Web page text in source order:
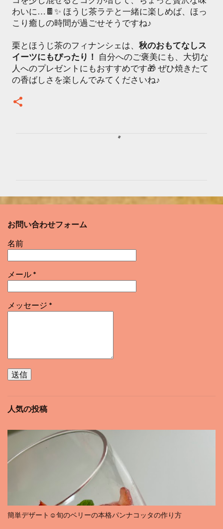
わいに…🍫✨ ほうじ茶ラテと一緒に楽しめば、ほっ
こり癒しの時間が過ごせそうですね♪
栗とほうじ茶のフィナンシェは、 秋のおもてなしス
イーツにもぴったり！
自分へのご褒美にも、大切な
人へのプレゼントにもおすすめです🎁 ぜひ焼きたて
の香ばしさを楽しんでみてくださいね♪
お問い合わせフォーム
名前
メール *
メッセージ *
人気の投稿
簡単デザート☺️旬のベリーの本格パンナコッタの作り方